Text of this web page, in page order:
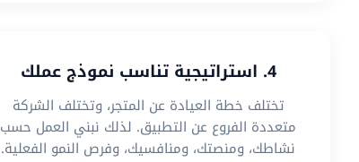
4. استراتيجية تناسب نموذج عملك
تختلف خطة العيادة عن المتجر، وتختلف الشركة
متعددة الفروع عن التطبيق. لذلك نبني العمل حسب
نشاطك، ومنصتك، ومنافسيك، وفرص النمو الفعلية.